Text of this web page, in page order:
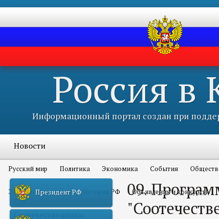
Россия в
Информационный портал создан при
Новости
Русский мир Политика Экономика События
Это интересно всем История РФ Объявления и конкурсы
Соотечественники
Президент РФ
09.